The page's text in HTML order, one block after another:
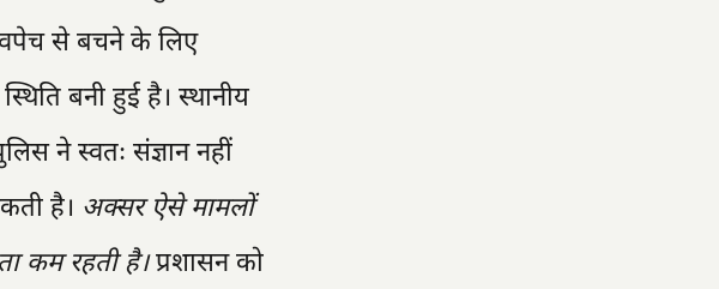
से बचने के लिए
बनी हुई है। स्थानीय
ने स्वतः संज्ञान नहीं
है। अक्सर ऐसे मामलों
कम रहती है।प्रशासन को